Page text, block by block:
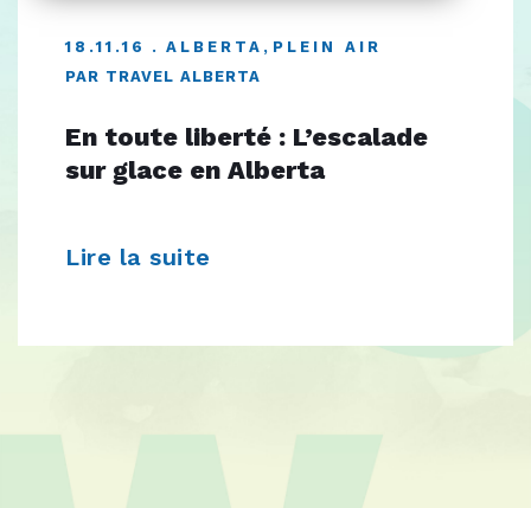
18.11.16 ALBERTA , PLEIN AIR
PAR TRAVEL ALBERTA
En toute liberté : L’escalade
sur glace en Alberta
Lire la suite